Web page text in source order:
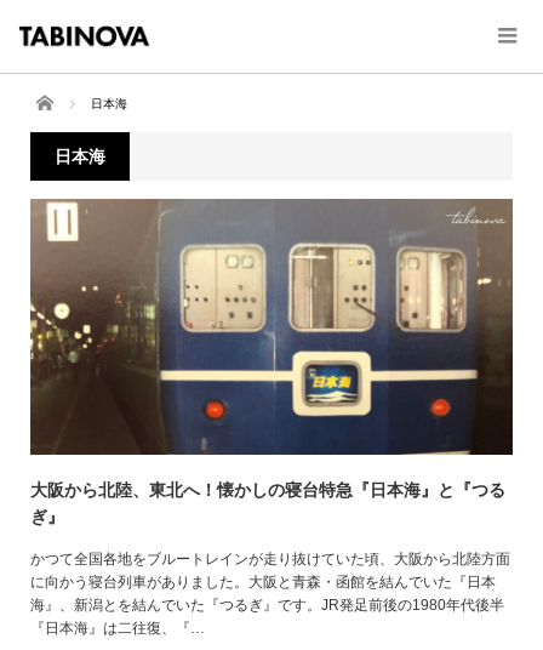
ホーム 日本海
日本海
大阪から北陸、東北へ！懐かしの寝台特急『日本海』と『つる
ぎ』
かつて全国各地をブルートレインが走り抜けていた頃、大阪から北陸方面
に向かう寝台列車がありました。大阪と青森・函館を結んでいた『日本
海』、新潟とを結んでいた『つるぎ』です。JR発足前後の1980年代後半
『日本海』は二往復、『…